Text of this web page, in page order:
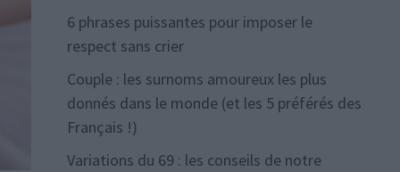
6 phrases puissantes pour imposer le
respect sans crier
Couple : les surnoms amoureux les plus
donnés dans le monde (et les 5 préférés des
Français !)
Variations du 69 : les conseils de notre